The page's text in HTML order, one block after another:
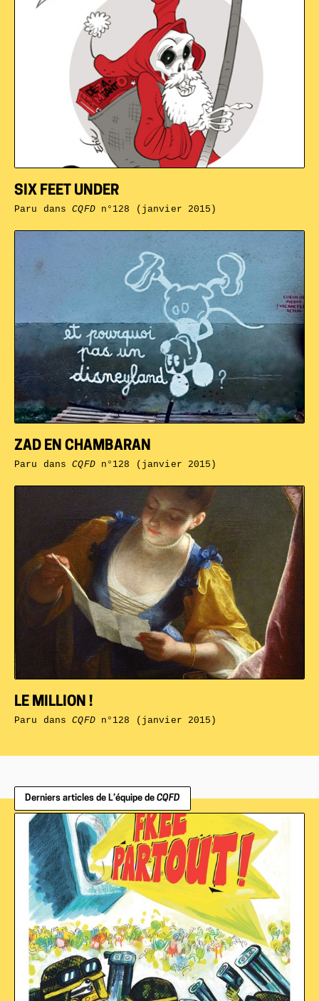
LE MILLION !
Paru dansCQFDn°128 (janvier 2015)
ZAD EN CHAMBARAN
Paru dansCQFDn°128 (janvier 2015)
SIX FEET UNDER
Paru dansCQFDn°128 (janvier 2015)
Derniers articles de L’équipe de CQFD